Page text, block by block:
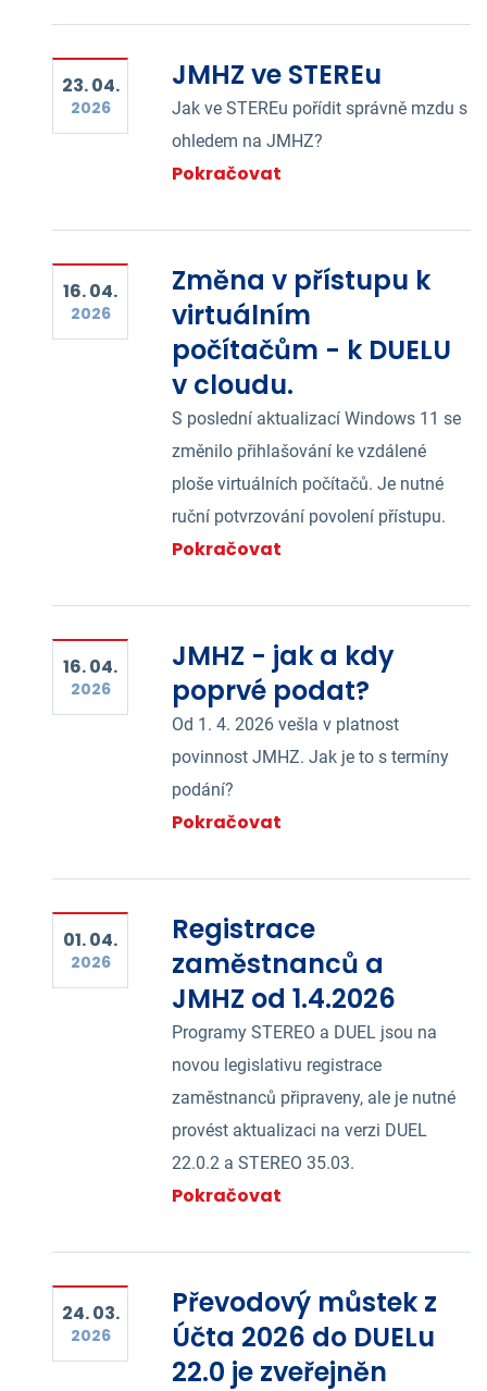
23. 04.
2026
JMHZ ve STEREu
Jak ve STEREu pořídit správně mzdu s
ohledem na JMHZ?
Pokračovat
16. 04.
2026
Změna v přístupu k
virtuálním
počítačům - k DUELU
v cloudu.
S poslední aktualizací Windows 11 se
změnilo přihlašování ke vzdálené
ploše virtuálních počítačů. Je nutné
ruční potvrzování povolení přístupu.
Pokračovat
16. 04.
2026
JMHZ - jak a kdy
poprvé podat?
Od 1. 4. 2026 vešla v platnost
povinnost JMHZ. Jak je to s termíny
podání?
Pokračovat
01. 04.
2026
Registrace
zaměstnanců a
JMHZ od 1.4.2026
Programy STEREO a DUEL jsou na
novou legislativu registrace
zaměstnanců připraveny, ale je nutné
provést aktualizaci na verzi DUEL
22.0.2 a STEREO 35.03.
Pokračovat
24. 03.
2026
Převodový můstek z
Účta 2026 do DUELu
22.0 je zveřejněn